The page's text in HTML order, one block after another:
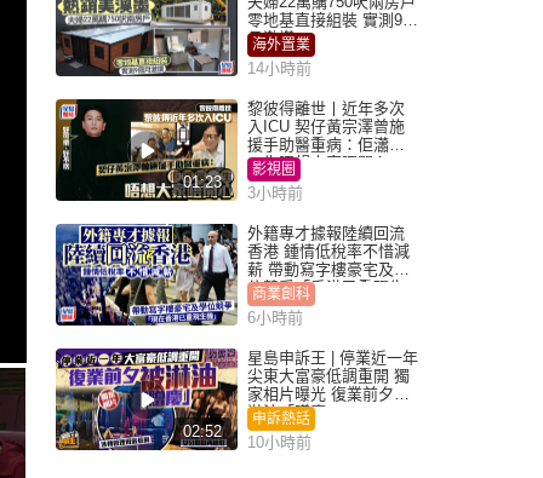
零地基直接組裝 實測9個
月激讚
海外置業
14小時前
01:23
黎彼得離世丨近年多次
入ICU 契仔黃宗澤曾施
援手助醫重病：佢瀟灑
一生唔想大家唔開心
影視圈
3小時前
外籍專才據報陸續回流
香港 鍾情低稅率不惜減
薪 帶動寫字樓豪宅及學
位競爭「香港已重現生
機」
商業創科
6小時前
02:52
星島申訴王 | 停業近一年
尖東大富豪低調重開 獨
家相片曝光 復業前夕被
淋油「贈慶」
申訴熱話
10小時前